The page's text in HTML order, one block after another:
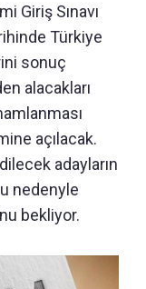
Giriş Sınavı
Türkiye
sonuç
alacakları
açılacak.
adayların
nedenyle
bekliyor.